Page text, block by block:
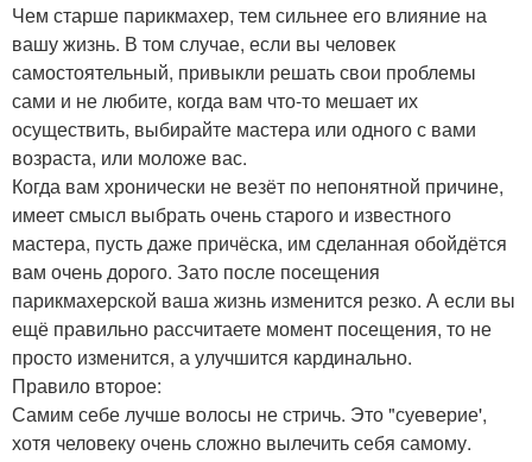
Чем старше парикмахер, тем сильнее его влияние на
вашу жизнь. В том случае, если вы человек
самостоятельный, привыкли решать свои проблемы
сами и не любите, когда вам что-то мешает их
осуществить, выбирайте мастера или одного с вами
возраста, или моложе вас.
Когда вам хронически не везёт по непонятной причине,
имеет смысл выбрать очень старого и известного
мастера, пусть даже причёска, им сделанная обойдётся
вам очень дорого. Зато после посещения
парикмахерской ваша жизнь изменится резко. А если вы
ещё правильно рассчитаете момент посещения, то не
просто изменится, а улучшится кардинально.
Правило второе:
Самим себе лучше волосы не стричь. Это "суеверие',
хотя человеку очень сложно вылечить себя самому.